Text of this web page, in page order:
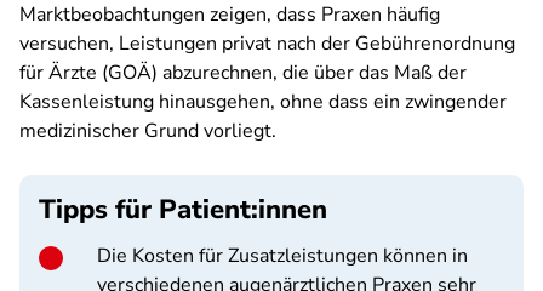
Marktbeobachtungen zeigen, dass Praxen häufig
versuchen, Leistungen privat nach der Gebührenordnung
für Ärzte (GOÄ) abzurechnen, die über das Maß der
Kassenleistung hinausgehen, ohne dass ein zwingender
medizinischer Grund vorliegt.
Tipps für Patient:innen
Die Kosten für Zusatzleistungen können in
verschiedenen augenärztlichen Praxen sehr